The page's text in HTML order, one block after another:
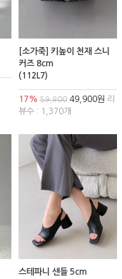
[소가죽] 키높이 천재 스니
커즈 8cm
(112L7)
17% 59,90049,900원 리
뷰수 : 1,370개
스테파니 샌들 5cm